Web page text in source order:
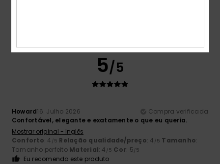
5/5
Howard16. Julho 2026
Compra verificada
Confortável, elegante e exatamente o que eu queria.
Mostrar original - Inglês
Conforto: 4 /5 Relação qualidade/preço: 4 /5 Tamanho:
Tamanho perfeito Material: 4 /5 Cor: 5/5
Eu recomendo este produto